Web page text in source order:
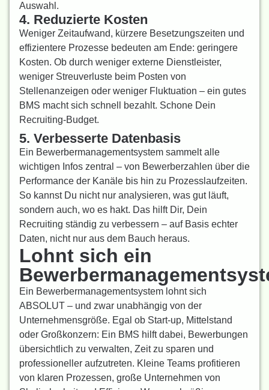
Auswahl.
4. Reduzierte Kosten
Weniger Zeitaufwand, kürzere Besetzungszeiten und
effizientere Prozesse bedeuten am Ende: geringere
Kosten. Ob durch weniger externe Dienstleister,
weniger Streuverluste beim Posten von
Stellenanzeigen oder weniger Fluktuation – ein gutes
BMS macht sich schnell bezahlt. Schone Dein
Recruiting-Budget.
5. Verbesserte Datenbasis
Ein Bewerbermanagementsystem sammelt alle
wichtigen Infos zentral – von Bewerberzahlen über die
Performance der Kanäle bis hin zu Prozesslaufzeiten.
So kannst Du nicht nur analysieren, was gut läuft,
sondern auch, wo es hakt. Das hilft Dir, Dein
Recruiting ständig zu verbessern – auf Basis echter
Daten, nicht nur aus dem Bauch heraus.
Lohnt sich ein
Ein Bewerbermanagementsystem lohnt sich
ABSOLUT – und zwar unabhängig von der
Unternehmensgröße. Egal ob Start-up, Mittelstand
oder Großkonzern: Ein BMS hilft dabei, Bewerbungen
übersichtlich zu verwalten, Zeit zu sparen und
professioneller aufzutreten. Kleine Teams profitieren
von klaren Prozessen, große Unternehmen von